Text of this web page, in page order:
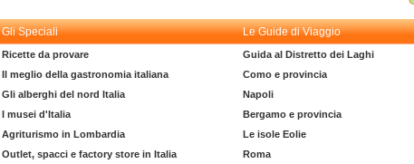
Gli Speciali Le Guide di Viaggio
Ricette da provare
Il meglio della gastronomia italiana
Gli alberghi del nord Italia
I musei d'Italia
Agriturismo in Lombardia
Outlet, spacci e factory store in Italia
Guida al Distretto dei Laghi
Como e provincia
Napoli
Bergamo e provincia
Le isole Eolie
Roma